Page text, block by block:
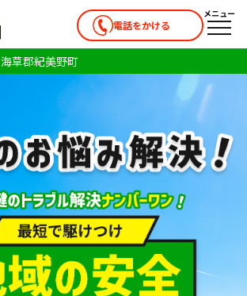
電話をかける
メニュー
メニ
海草郡紀美野町